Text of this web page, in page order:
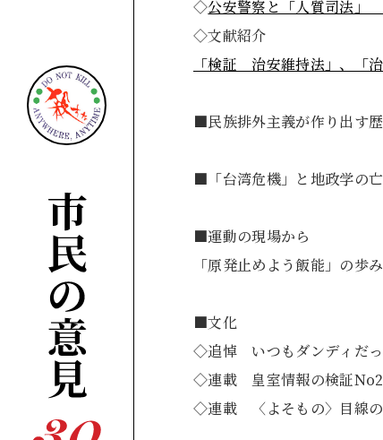
◇公安警察と
◇文献紹介
「検証 治安維持法」
■民族排外主義が作
■「台湾危機」
■運動の現場から
「原発止めよう飯
■文化
◇追悼 いつもダン
◇連載 皇室情報
◇連載 〈よそもの